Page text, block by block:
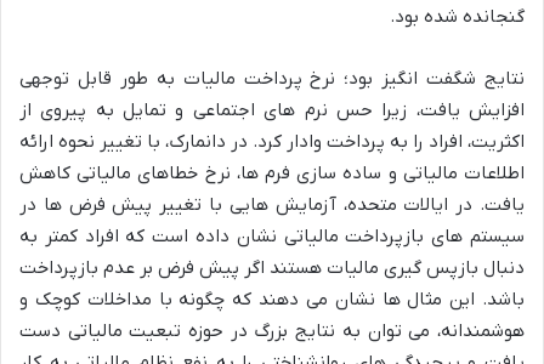
گنجانده شده بود.
نتایج شگفت انگیز بود؛ نرخ پرداخت مالیات به طور قابل توجهی
افزایش یافت، زیرا حس نرم های اجتماعی و تمایل به پیروی از
اکثریت، افراد را به پرداخت وادار کرد. در دانمارک، با تغییر نحوه ارائه
اطلاعات مالیاتی و ساده سازی فرم ها، نرخ خطاهای مالیاتی کاهش
یافت. در ایالات متحده، آزمایش هایی با تغییر پیش فرض ها در
سیستم های بازپرداخت مالیاتی نشان داده است که افراد کمتر به
دنبال بازپس گیری مالیات هستند اگر پیش فرض بر عدم بازپرداخت
باشد. این مثال ها نشان می دهند که چگونه با مداخلات کوچک و
هوشمندانه، می توان به نتایج بزرگ در حوزه تبعیت مالیاتی دست